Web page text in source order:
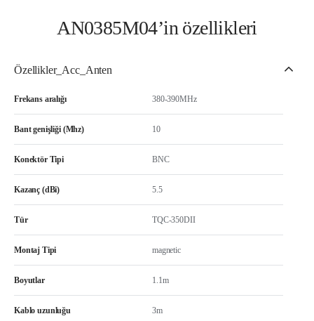
AN0385M04’in özellikleri
Özellikler_Acc_Anten
Frekans aralığı 380-390MHz
Bant genişliği (Mhz) 10
Konektör Tipi BNC
Kazanç (dBi) 5.5
Tür TQC-350DII
Montaj Tipi magnetic
Boyutlar 1.1m
Kablo uzunluğu 3m